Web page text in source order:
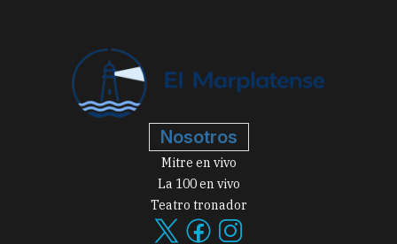
Nosotros
Mitre en vivo
La 100 en vivo
Teatro tronador